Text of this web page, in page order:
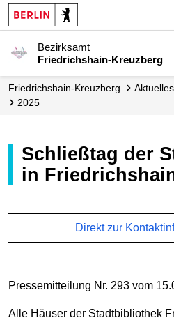
Bezirksamt
Friedrichshain-Kreuzberg
Friedrichshain-Kreuzberg Aktuelles
2025
Schließtag der Stadtbibliothek
in
Direkt zur
Pressemitteilung Nr. 293 vom
Alle Häuser der Stadtbibliothek